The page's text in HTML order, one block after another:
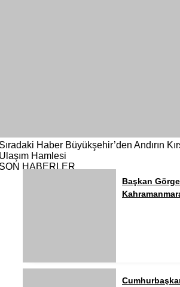
Haber Büyükşehir’den Andırın
Hamlesi
HABERLER
Başkan